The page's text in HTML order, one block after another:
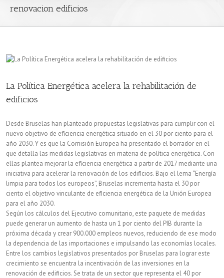
renovacion edificios
La Política Energética acelera la rehabilitación de
edificios
Desde Bruselas han planteado propuestas legislativas para cumplir con el
nuevo objetivo de eficiencia energética situado en el 30 por ciento para el
año 2030. Y es que la Comisión Europea ha presentado el borrador en el
que detalla las medidas legislativas en materia de política energética. Con
ellas plantea mejorar la eficiencia energética a partir de 2017 mediante una
iniciativa para acelerar la renovación de los edificios. Bajo el lema “Energía
limpia para todos los europeos”, Bruselas incrementa hasta el 30 por
ciento el objetivo vinculante de eficiencia energética de la Unión Europea
para el año 2030.
Según los cálculos del Ejecutivo comunitario, este paquete de medidas
puede generar un aumento de hasta un 1 por ciento del PIB durante la
próxima década y crear 900.000 empleos nuevos, reduciendo de ese modo
la dependencia de las importaciones e impulsando las economías locales.
Entre los cambios legislativos presentados por Bruselas para lograr este
crecimiento se encuentra la incentivación de las inversiones en la
renovación de edificios. Se trata de un sector que representa el 40 por